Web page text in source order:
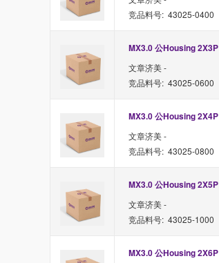
竞品料号: 43025-0400
MX3.0 公Housing 2X3P
文章济美 -
竞品料号: 43025-0600
MX3.0 公Housing 2X4P
文章济美 -
竞品料号: 43025-0800
MX3.0 公Housing 2X5P
文章济美 -
竞品料号: 43025-1000
MX3.0 公Housing 2X6P